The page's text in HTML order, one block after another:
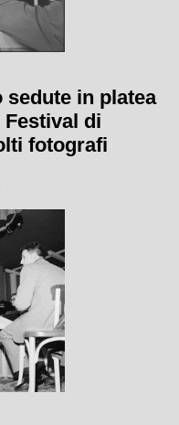
sedute in platea
di
fotografi